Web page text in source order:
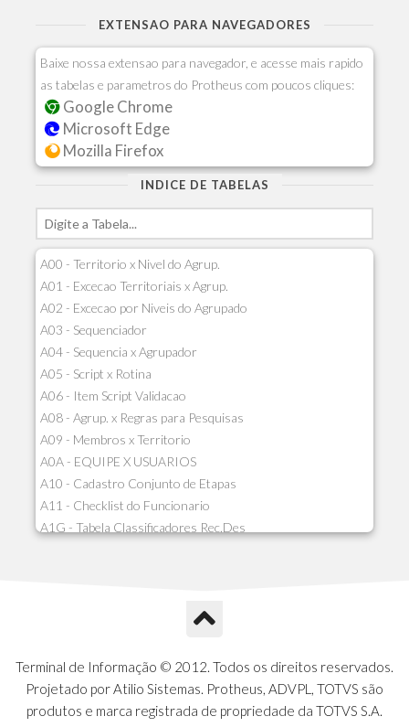
EXTENSAO PARA NAVEGADORES
Baixe nossa extensao para navegador, e acesse mais rapido
as tabelas e parametros do Protheus com poucos cliques:
Google Chrome
Microsoft Edge
Mozilla Firefox
INDICE DE TABELAS
A00 - Territorio x Nivel do Agrup.
A01 - Excecao Territoriais x Agrup.
A02 - Excecao por Niveis do Agrupado
A03 - Sequenciador
A04 - Sequencia x Agrupador
A05 - Script x Rotina
A06 - Item Script Validacao
A08 - Agrup. x Regras para Pesquisas
A09 - Membros x Territorio
A0A - EQUIPE X USUARIOS
A10 - Cadastro Conjunto de Etapas
A11 - Checklist do Funcionario
A1G - Tabela Classificadores Rec.Des
A1P - Tipos de Charts
A1Q - Charts Dashboard
A1R - Visoes
Terminal de Informação © 2012. Todos os direitos reservados.
Projetado por Atilio Sistemas. Protheus, ADVPL, TOTVS são
produtos e marca registrada de propriedade da TOTVS S.A.